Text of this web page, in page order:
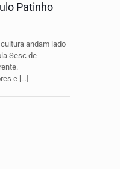
Patinho
andam lado
Sesc de
e […]